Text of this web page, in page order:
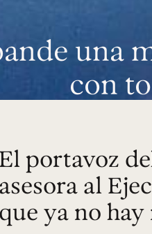
una
con
El portavoz
asesora al
que ya no